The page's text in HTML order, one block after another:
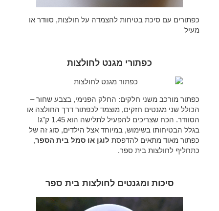
כפתורים עם סיכת בטיחות להצמדה על חולצות, סוודר או
מעיל
כפתורי מגנט לחולצות
כפתור מורכב משני חלקים: החלק הפנימי, בצבע שחור –
הכולל שני מגנטים חזקים, מוצמד לכפתור דרך החולצה או
הסוודר. הכח שצריכים להפעיל לתלישה הוא 1.45 ק"ג!
בגלל הבטיחותו בשימוש, במיוחד אצל הילדים, סוג זה של
כפתור מאוד מתאים להדפסת לוגן או סמל בית הספר,
כתחליף לחולצות בית ספר.
סיכות ומגנטים לחולצות בית ספר